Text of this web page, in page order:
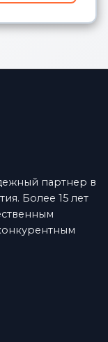
партнер в
Более 15 лет